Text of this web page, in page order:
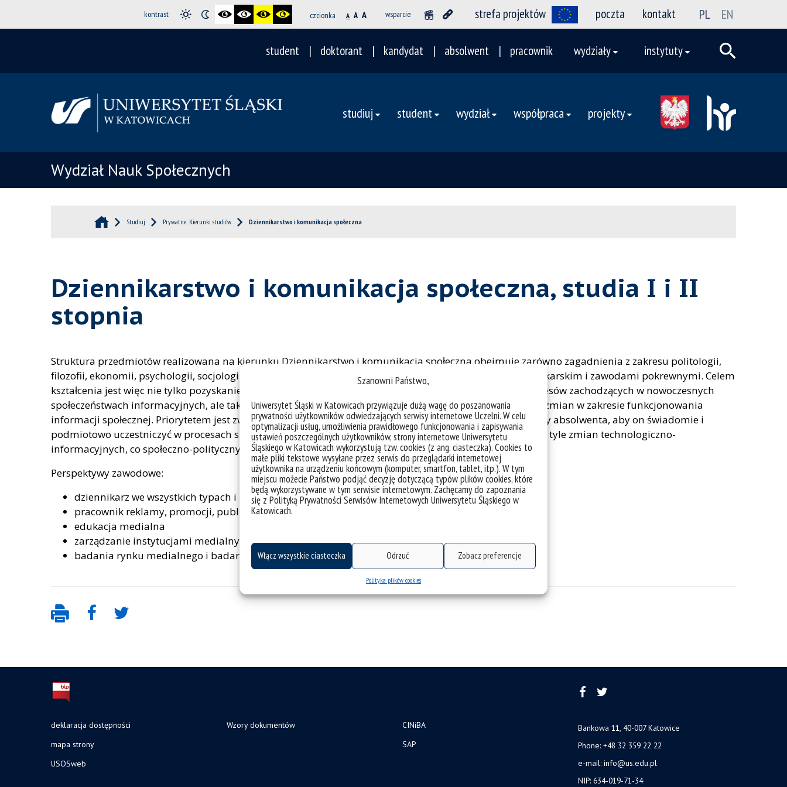
Szanowni Państwo,
Uniwersytet Śląski w Katowicach przywiązuje dużą wagę do poszanowania
prywatności użytkowników odwiedzających serwisy internetowe Uczelni. W celu
optymalizacji usług, umożliwienia prawidłowego funkcjonowania i zapisywania
ustawień poszczególnych użytkowników, strony internetowe Uniwersytetu
Śląskiego w Katowicach wykorzystują tzw. cookies (z ang. ciasteczka). Cookies to
małe pliki tekstowe wysyłane przez serwis do przeglądarki internetowej
użytkownika na urządzeniu końcowym (komputer, smartfon, tablet, itp.). W tym
miejscu możecie Państwo podjąć decyzję dotyczącą typów plików cookies, które
będą wykorzystywane w tym serwisie internetowym. Zachęcamy do zapoznania
się z Polityką Prywatności Serwisów Internetowych Uniwersytetu Śląskiego w
Katowicach.
Włącz wszystkie ciasteczka Odrzuć Zobacz preferencje
Polityka plików cookies
kontrast czcionka A A A wsparcie strefa projektów poczta kontakt PL EN
student doktorant kandydat absolwent pracownik wydziały instytuty
studiuj student wydział współpraca projekty
Wydział Nauk Społecznych
Studiuj Prywatne: Kierunki studiów Dziennikarstwo i komunikacja społeczna
Dziennikarstwo i komunikacja społeczna, studia I i II
stopnia
Struktura przedmiotów realizowana na kierunku Dziennikarstwo i komunikacja społeczna obejmuje zarówno zagadnienia z zakresu politologii,
filozofii, ekonomii, psychologii, socjologii, jak również problematykę związaną z samym zawodem dziennikarskim i zawodami pokrewnymi. Celem
kształcenia jest więc nie tylko pozyskanie wiedzy umożliwiającej rozumienie i analizę podstawowych procesów zachodzących w nowoczesnych
społeczeństwach informacyjnych, ale także umiejętności bycia aktywnym uczestnikiem dokonujących się zmian w zakresie funkcjonowania
informacji społecznej. Priorytetem jest zwłaszcza na studiach drugiego stopnia takie ukształtowanie wiedzy absolwenta, aby on świadomie i
podmiotowo uczestniczyć w procesach szybkich zmian sfery informacyjno-komunikacyjnej. Dotyczy to nie tyle zmian technologiczno-
informacyjnych, co społeczno-politycznych.
Perspektywy zawodowe:
dziennikarz we wszystkich typach i rodzajach periodycznych mediów masowych
pracownik reklamy, promocji, public relations
edukacja medialna
zarządzanie instytucjami medialnymi
badania rynku medialnego i badania opinii publicznej
deklaracja dostępności
mapa strony
USOSweb
Wzory dokumentów
CINiBA
SAP
Bankowa 11, 40-007 Katowice
Phone: +48 32 359 22 22
e-mail: info@us.edu.pl
NIP: 634-019-71-34